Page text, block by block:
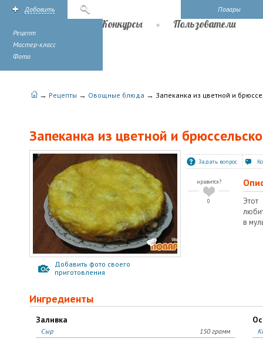
Повары
Добавить
Рецепт
Мастер-класс
Фото
Конкурсы Пользователи
→ Рецепты → Овощные блюда → Запеканка из цветной и
Запеканка из цветной и
Добавить фото своего
приготовления
Задать вопрос
нравится?
0
в
Ингредиенты
Заливка
150 грамм
Сыр